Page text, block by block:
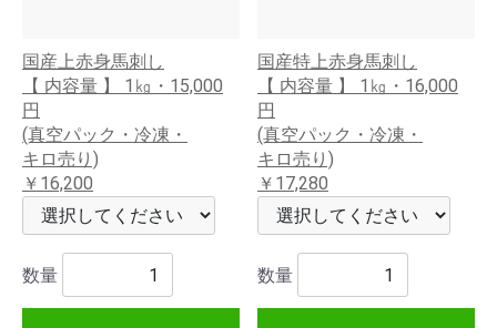
国産上赤身馬刺し
【 内容量 】 1㎏・15,000
円
(真空パック・冷凍・
キロ売り)
￥16,200
数量
国産特上赤身馬刺し
【 内容量 】 1㎏・16,000
円
(真空パック・冷凍・
キロ売り)
￥17,280
数量